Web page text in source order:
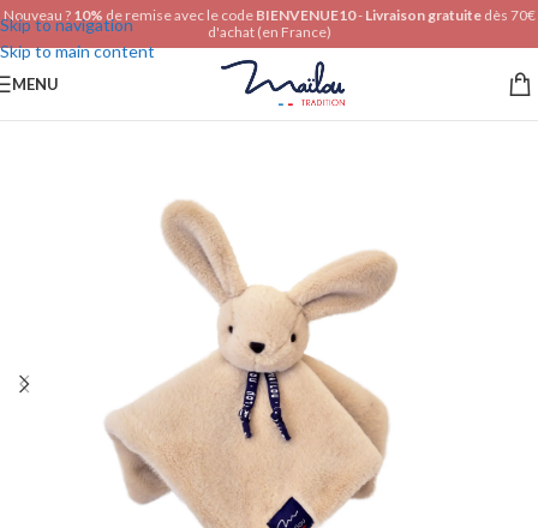
Skip to navigation
Skip to main content
Nouveau ? 10% de remise avec le code BIENVENUE10- Livraison gratuitedès 70€
d'achat (en France)
MENU